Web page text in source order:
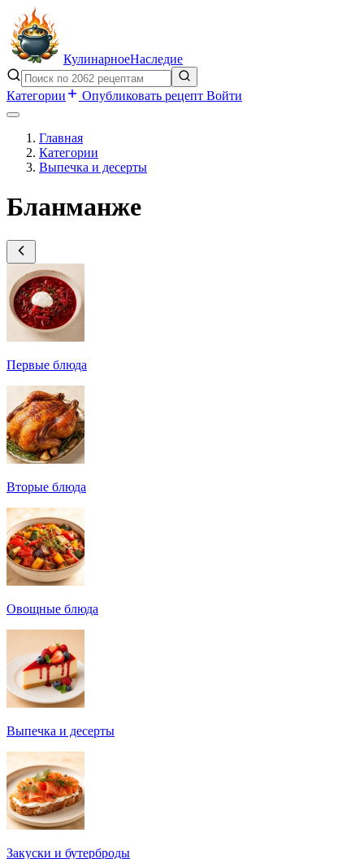
КулинарноеНаследие
Категории Опубликовать рецепт Войти
Главная
Категории
Выпечка и десерты
Бланманже
Первые блюда
Вторые блюда
Овощные блюда
Выпечка и десерты
Закуски и бутерброды